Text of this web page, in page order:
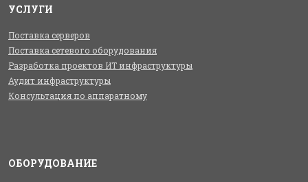
УСЛУГИ
Поставка серверов
Поставка сетевого оборудования
Разработка проектов ИТ инфраструктуры
Аудит инфраструктуры
Консультация по аппаратному
ОБОРУДОВАНИЕ